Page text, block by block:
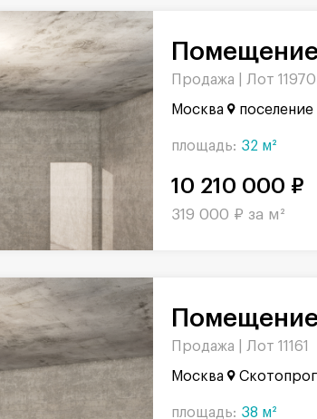
Продажа | Лот 11970
Москва
площадь: 32 м²
10 210 000 ₽
319 000 ₽ за м²
Продажа | Лот 11161
Москва
площадь: 38 м²